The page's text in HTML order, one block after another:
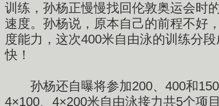
训练，孙杨正慢慢找回伦敦奥运会时
速度。孙杨说，原本自己的前程不好
度能力，这次400米自由泳的训练分
快！
孙杨还自曝将参加200、400和
4×100、4×200米自由泳接力共5个项